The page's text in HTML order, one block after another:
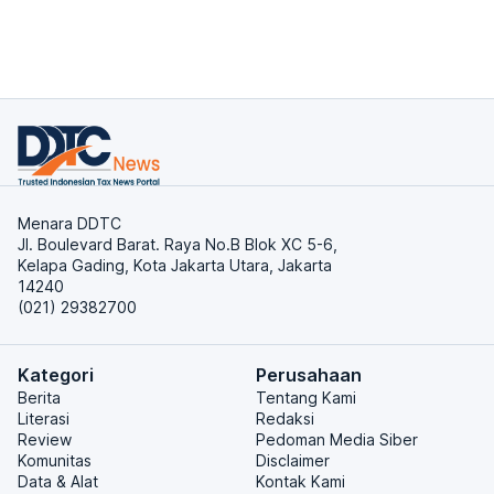
Menara DDTC
Jl. Boulevard Barat. Raya No.B Blok XC 5-6,
Kelapa Gading, Kota Jakarta Utara, Jakarta
14240
(021) 29382700
Kategori
Berita
Literasi
Review
Komunitas
Data & Alat
Perusahaan
Tentang Kami
Redaksi
Pedoman Media Siber
Disclaimer
Kontak Kami